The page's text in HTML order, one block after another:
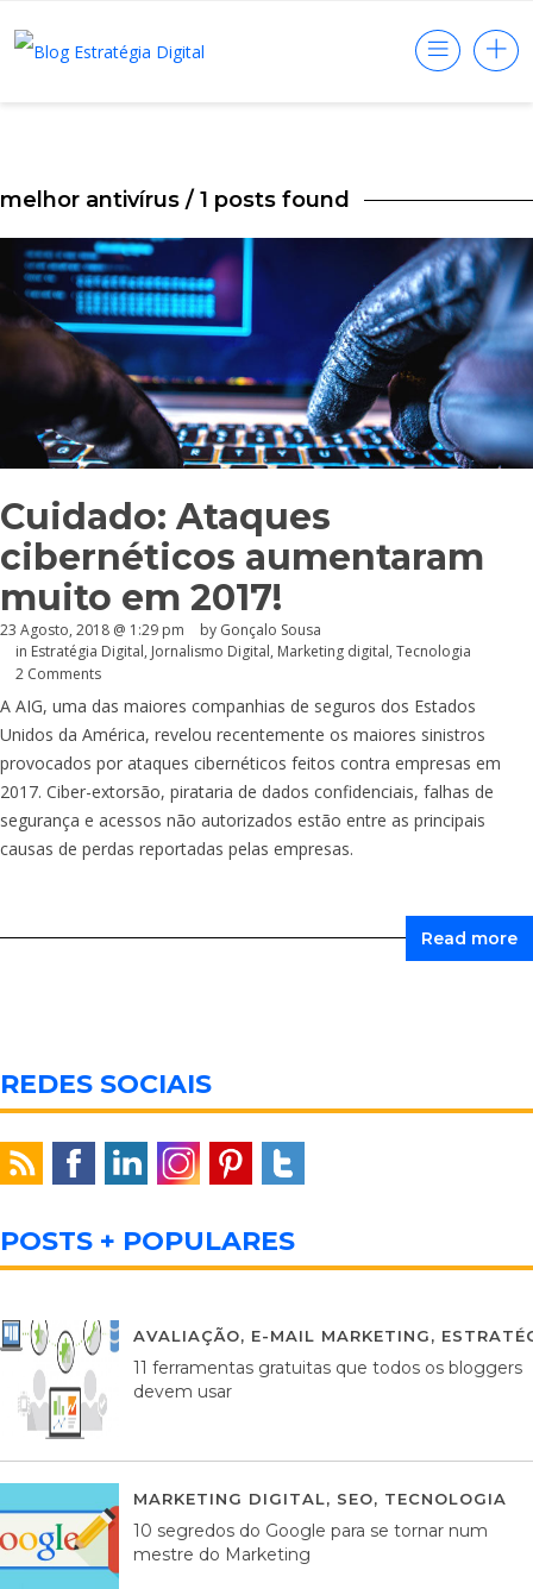
melhor antivírus / 1 posts found
Cuidado: Ataques
cibernéticos aumentaram
muito em 2017!
23 Agosto, 2018 @ 1:29 pm by Gonçalo Sousa
in Estratégia Digital, Jornalismo Digital, Marketing digital, Tecnologia
2 Comments
A AIG, uma das maiores companhias de seguros dos Estados
Unidos da América, revelou recentemente os maiores sinistros
provocados por ataques cibernéticos feitos contra empresas em
2017. Ciber-extorsão, pirataria de dados confidenciais, falhas de
segurança e acessos não autorizados estão entre as principais
causas de perdas reportadas pelas empresas.
Read more
REDES SOCIAIS
POSTS + POPULARES
AVALIAÇÃO, E-MAIL MARKETING,
11 ferramentas gratuitas que todos os bloggers
devem usar
MARKETING DIGITAL, SEO, TECNOLOGIA
10 segredos do Google para se tornar num
mestre do Marketing